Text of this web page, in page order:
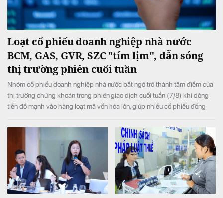
Loạt cổ phiếu doanh nghiệp nhà nước
BCM, GAS, GVR, SZC "tím lịm", dẫn sóng
thị trường phiên cuối tuần
Nhóm cổ phiếu doanh nghiệp nhà nước bất ngờ trở thành tâm điểm của
thị trường chứng khoán trong phiên giao dịch cuối tuần (7/8) khi dòng
tiền đổ mạnh vào hàng loạt mã vốn hóa lớn, giúp nhiều cổ phiếu đồng
trong sắc đỏ.